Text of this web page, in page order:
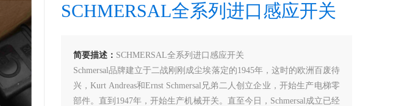
SCHMERSAL全系列进口感应开关
简要描述： SCHMERSAL全系列进口感应开关
Schmersal品牌建立于二战刚刚成尘埃落定的1945年，这时的欧洲百废待
兴，Kurt Andreas和Ernst Schmersal兄弟二人创立企业，开始生产电梯零
部件。直到1947年，开始生产机械开关。直至今日，Schmersal成立已经